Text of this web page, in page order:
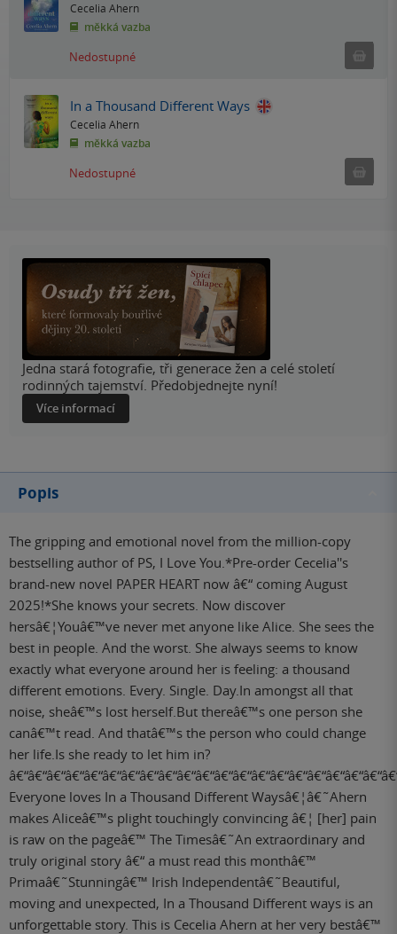
Cecelia Ahern
měkká vazba
Nedostupné
In a Thousand Different Ways
Cecelia Ahern
měkká vazba
Nedostupné
Jedna stará fotografie, tři generace žen a celé století
rodinných tajemství. Předobjednejte nyní!
Více informací
Popis
The gripping and emotional novel from the million-copy
bestselling author of PS, I Love You.*Pre-order Cecelia''s
brand-new novel PAPER HEART now â€“ coming August
2025!*She knows your secrets. Now discover
hersâ€¦Youâ€™ve never met anyone like Alice. She sees the
best in people. And the worst. She always seems to know
exactly what everyone around her is feeling: a thousand
different emotions. Every. Single. Day.In amongst all that
noise, sheâ€™s lost herself.But thereâ€™s one person she
canâ€™t read. And thatâ€™s the person who could change
her life.Is she ready to let him in?
Everyone loves In a Thousand Different Waysâ€¦â€˜Ahern
makes Aliceâ€™s plight touchingly convincing â€¦ [her] pain
is raw on the pageâ€™ The Timesâ€˜An extraordinary and
truly original story â€“ a must read this monthâ€™
Primaâ€˜Stunningâ€™ Irish Independentâ€˜Beautiful,
moving and unexpected, In a Thousand Different ways is an
unforgettable story. This is Cecelia Ahern at her very bestâ€™